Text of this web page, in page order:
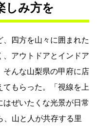
しみ方を
四方を山々に囲まれた
アウトドアとインドア
そんな山梨県の甲府に店
もらった。「視線を上
ぜいたくな光景が日常
、山と人が共存する里